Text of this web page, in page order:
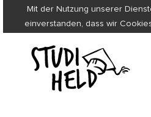
Mit der Nutzung unserer
einverstanden, dass wir